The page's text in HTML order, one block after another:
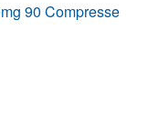
90 Compresse